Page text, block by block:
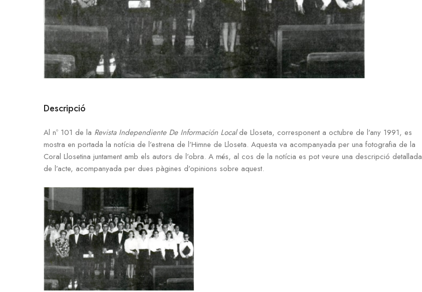
Descripció
Al nº 101 de la Revista Independiente De Información Localde Lloseta, corresponent a octubre de l’any 1991, es
mostra en portada la notícia de l’estrena de l’Himne de Lloseta. Aquesta va acompanyada per una fotografia de la
Coral Llosetina juntament amb els autors de l’obra. A més, al cos de la notícia es pot veure una descripció detallada
de l’acte, acompanyada per dues pàgines d’opinions sobre aquest.